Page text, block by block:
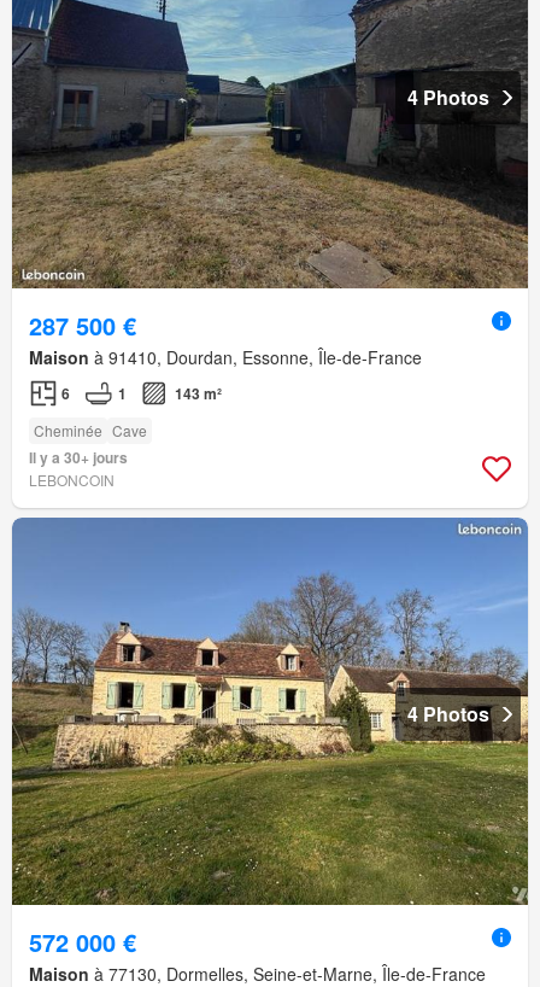
4 Photos
287 500 €
Maison à 91410, Dourdan, Essonne, Île-de-France
6 1 143 m²
Cheminée Cave
Il y a 30+ jours
LEBONCOIN
4 Photos
572 000 €
Maison à 77130, Dormelles, Seine-et-Marne, Île-de-France